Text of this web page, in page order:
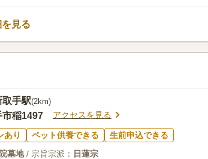
見る
取手駅(2km)
市稲1497 アクセスを見る
あり ペット供養できる
生前申込できる
墓地/ 宗旨宗派： 日蓮宗